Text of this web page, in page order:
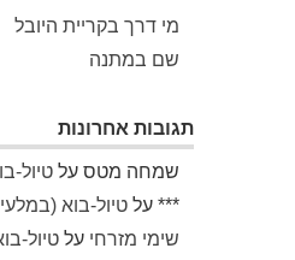
מי דרך בקריית היובל
שם במתנה
תגובות אחרונות
שמחה מטס על טיול-
*** על טיול-בוא
שימי מזרחי על טיול-